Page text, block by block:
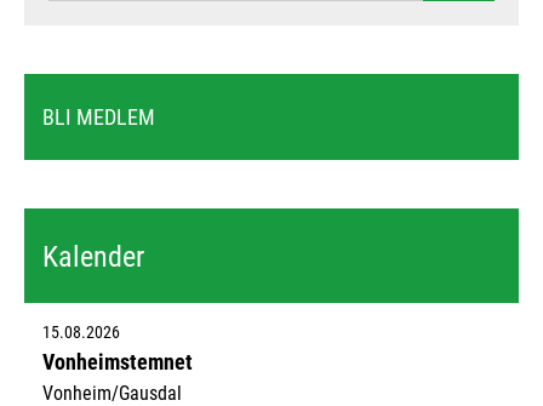
BLI MEDLEM
Kalender
15.08.2026
Vonheimstemnet
Vonheim/Gausdal